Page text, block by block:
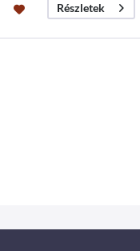
Részletek